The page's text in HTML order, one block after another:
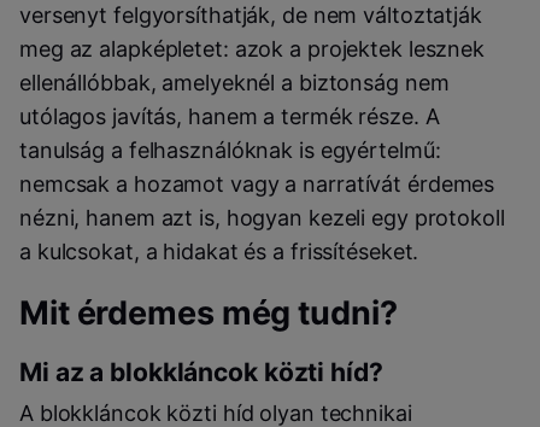
versenyt felgyorsíthatják, de nem változtatják
meg az alapképletet: azok a projektek lesznek
ellenállóbbak, amelyeknél a biztonság nem
utólagos javítás, hanem a termék része. A
tanulság a felhasználóknak is egyértelmű:
nemcsak a hozamot vagy a narratívát érdemes
nézni, hanem azt is, hogyan kezeli egy protokoll
a kulcsokat, a hidakat és a frissítéseket.
Mit érdemes még tudni?
Mi az a blokkláncok közti híd?
A blokkláncok közti híd olyan technikai